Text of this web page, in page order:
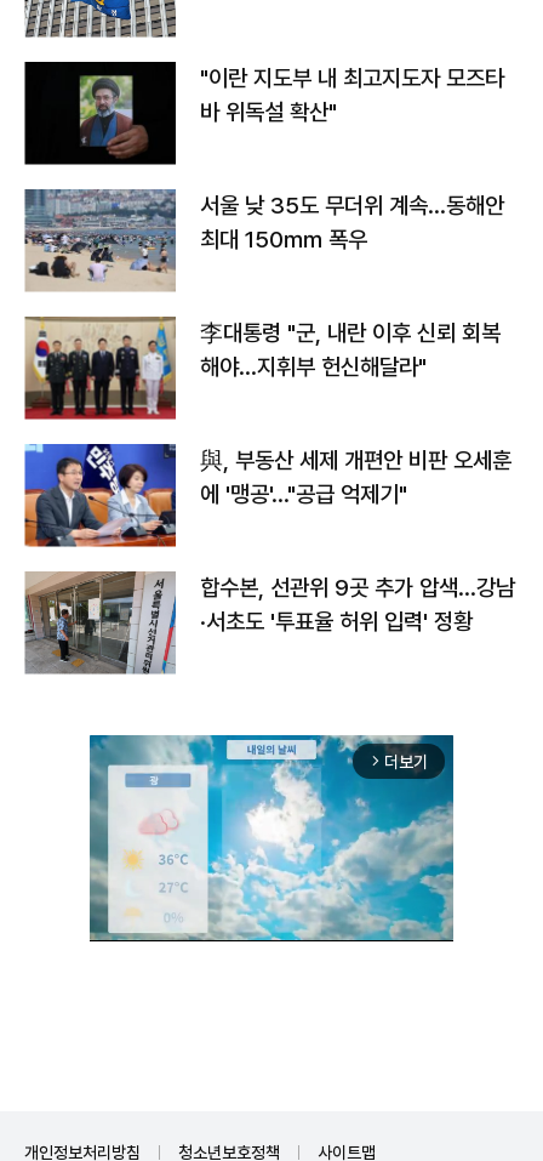
"이란 지도부 내 최고지도자 모즈타
바 위독설 확산"
서울 낮 35도 무더위 계속…동해안
최대 150㎜ 폭우
李대통령 "군, 내란 이후 신뢰 회복
해야…지휘부 헌신해달라"
與, 부동산 세제 개편안 비판 오세훈
에 '맹공'…"공급 억제기"
합수본, 선관위 9곳 추가 압색…강남
·서초도 '투표율 허위 입력' 정황
arrow_forward_ios 더보기
개인정보처리방침 청소년보호정책 사이트맵